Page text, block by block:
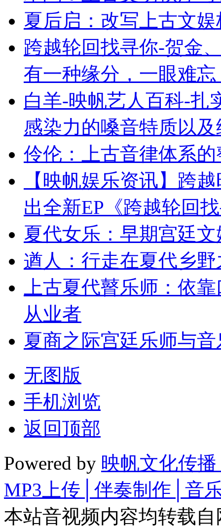
夏后启：改写上古文
跨越轮回找寻你-贺金
有一种缘分，一眼难
白羊-映帆艺人百科-扎
感染力的嗓音特质以
伶伦：上古音律体系
【映帆娱乐资讯】跨
出全新EP《跨越轮回
夏代女乐：早期宫廷
遒人：行走在夏代乡
上古夏代瞽乐师：依
从业者
夏商之际宫廷乐师与
无图版
手机浏览
返回顶部
Powered by 映帆文化传
MP3上传│伴奏制作│音
本站音视频内容均转载